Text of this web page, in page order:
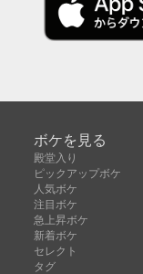
ボケを見る
殿堂入り
ピックアップボケ
人気ボケ
注目ボケ
急上昇ボケ
新着ボケ
セレクト
タグ